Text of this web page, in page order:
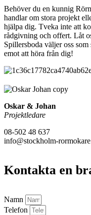
Behöver du en kunnig
handlar om stora projekt
hjälpa dig. Tveka inte att
rådgivning och offert. Låt
Spillersboda väljer oss
emot att höra från dig!
Oskar & Johan
Projektledare
08-502 48 637
info@stockholm-
Kontakta en
Namn
Telefon